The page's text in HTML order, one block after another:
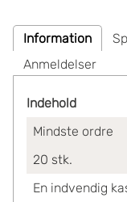
Information
Anmeldelser
Indehold
Mindste ordre
20 stk.
En indvendig